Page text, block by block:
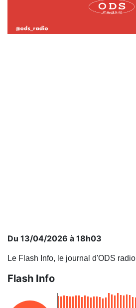
Du 13/04/2026 à 18h03
Le Flash Info, le journal d'ODS radio
Flash Info